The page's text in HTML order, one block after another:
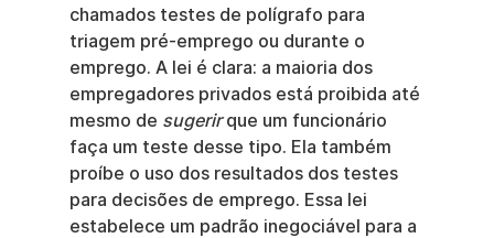
chamados testes de polígrafo para
triagem pré-emprego ou durante o
emprego. A lei é clara: a maioria dos
empregadores privados está proibida até
mesmo de sugerir que um funcionário
faça um teste desse tipo. Ela também
proíbe o uso dos resultados dos testes
para decisões de emprego. Essa lei
estabelece um padrão inegociável para a